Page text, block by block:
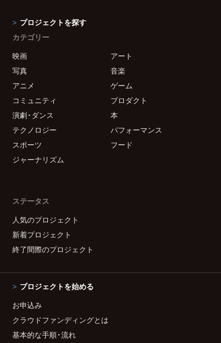
プロジェクトを探す
カテゴリー
映画
アート
写真
音楽
アニメ
ゲーム
コミュニティ
プロダクト
演劇・ダンス
本
テクノロジー
パフォーマンス
スポーツ
フード
ジャーナリズム
ステータス
人気のプロジェクト
新着プロジェクト
終了間際のプロジェクト
プロジェクトを始める
お申込み
クラウドファンディングとは
基本的な手順・流れ